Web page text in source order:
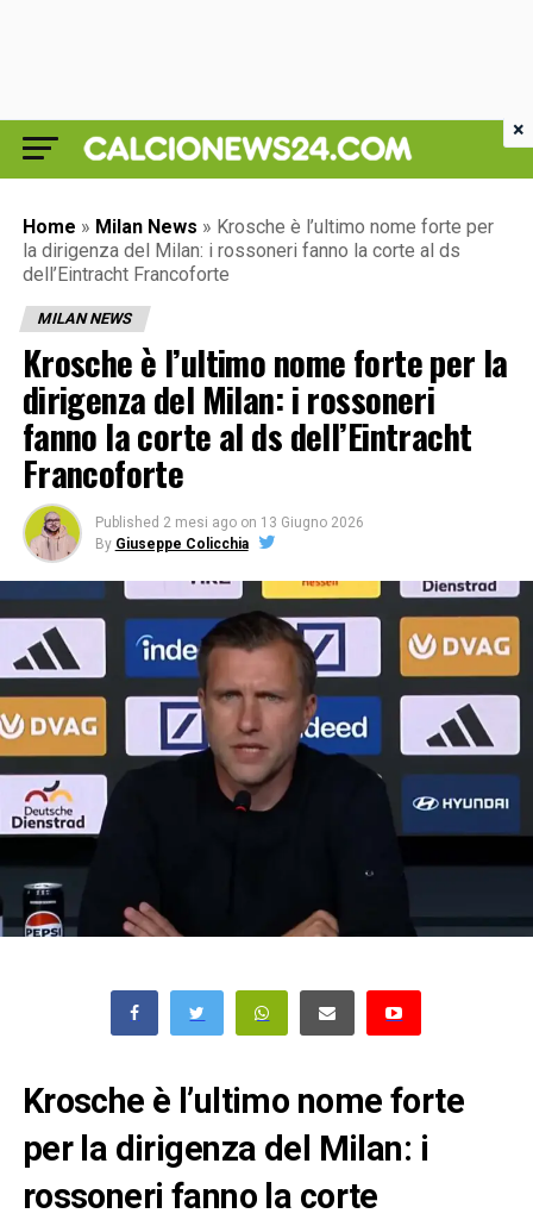
Home » Milan News » Krosche è l’ultimo nome forte per
la dirigenza del Milan: i rossoneri fanno la corte al ds
dell’Eintracht Francoforte
MILAN NEWS
Krosche è l’ultimo nome forte per la
dirigenza del Milan: i rossoneri
fanno la corte al ds dell’Eintracht
Francoforte
Published 2 mesi ago on 13 Giugno 2026
By Giuseppe Colicchia
Krosche è l’ultimo nome forte
per la dirigenza del Milan: i
rossoneri fanno la corte
×